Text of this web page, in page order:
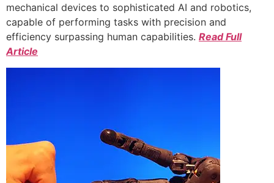
mechanical devices to sophisticated AI and robotics,
capable of performing tasks with precision and
efficiency surpassing human capabilities. Read Full
Article